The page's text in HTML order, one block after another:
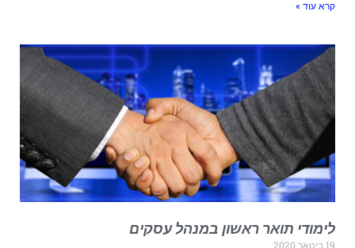
עוד »
תואר ראשון במנהל עסקים